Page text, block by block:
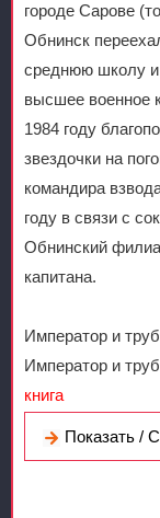
городе Сарове
Обнинск
среднюю школу и
высшее военное
1984 году
звездочки на
командира
году в связи с
Обнинский
капитана.
Император и
Император и
книга
Показать /